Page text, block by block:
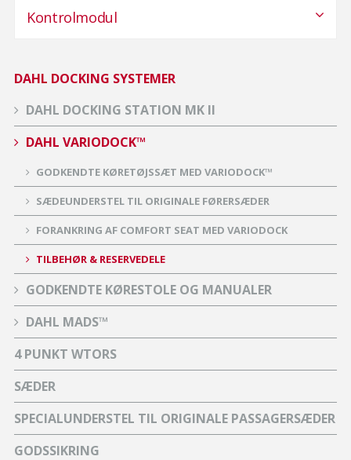
Kontrolmodul
DAHL DOCKING SYSTEMER
DAHL DOCKING STATION MK II
DAHL VARIODOCK™
GODKENDTE KØRETØJSSÆT MED VARIODOCK™
SÆDEUNDERSTEL TIL ORIGINALE FØRERSÆDER
FORANKRING AF COMFORT SEAT MED VARIODOCK
TILBEHØR & RESERVEDELE
GODKENDTE KØRESTOLE OG MANUALER
DAHL MADS™
4 PUNKT WTORS
SÆDER
SPECIALUNDERSTEL TIL ORIGINALE PASSAGERSÆDER
GODSSIKRING